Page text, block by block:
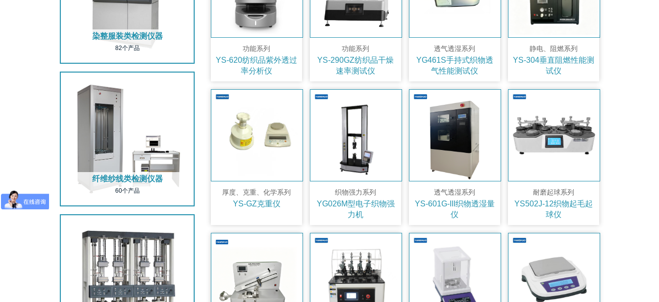
染整服装类检测仪器
82个产品
纤维纱线类检测仪器
60个产品
功能系列
YS-620纺织品紫外透过
率分析仪
功能系列
YS-290GZ纺织品干燥
速率测试仪
透气透湿系列
YG461S手持式织物透
气性能测试仪
静电、阻燃系列
YS-304垂直阻燃性能测
试仪
厚度、克重、化学系列
YS-GZ克重仪
织物强力系列
YG026M型电子织物强
力机
透气透湿系列
YS-601G-III织物透湿量
仪
耐磨起球系列
YS502J-12织物起毛起
球仪